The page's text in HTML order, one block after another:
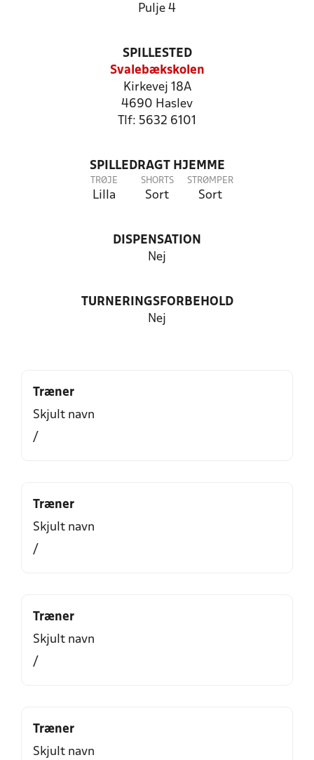
Pulje 4
SPILLESTED
Svalebækskolen
Kirkevej 18A
4690 Haslev
Tlf: 5632 6101
SPILLEDRAGT HJEMME
TRØJE
Lilla
SHORTS
Sort
STRØMPER
Sort
DISPENSATION
Nej
TURNERINGSFORBEHOLD
Nej
Træner
Skjult navn
/
Træner
Skjult navn
/
Træner
Skjult navn
/
Træner
Skjult navn